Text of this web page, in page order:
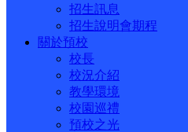
招生訊息
招生說明會期程
關於預校
校長
校況介紹
教學環境
校園巡禮
預校之光